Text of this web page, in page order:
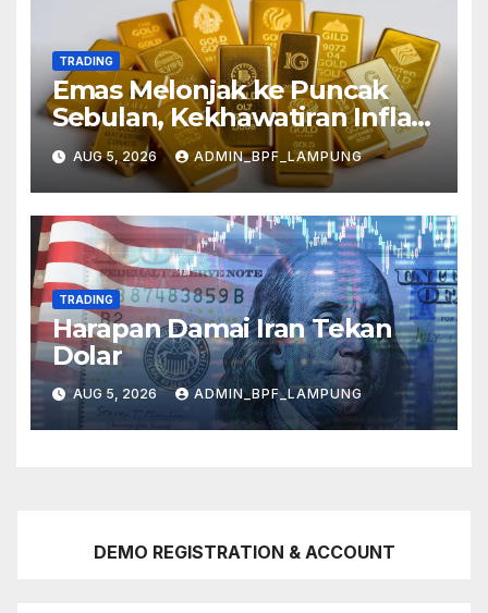
TRADING
Emas Melonjak ke Puncak
Sebulan, Kekhawatiran Inflasi
Mereda
AUG 5, 2026 ADMIN_BPF_LAMPUNG
TRADING
Harapan Damai Iran Tekan
Dolar
AUG 5, 2026 ADMIN_BPF_LAMPUNG
DEMO REGISTRATION & ACCOUNT